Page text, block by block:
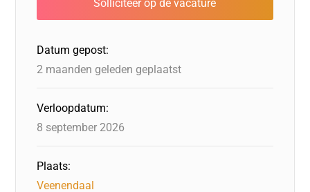
o
o
k
n o
n
s
p
Datum gepost:
2 maanden geleden geplaatst
Verloopdatum:
8 september 2026
Plaats:
Veenendaal